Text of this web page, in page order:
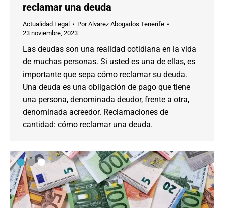
reclamar una deuda
Actualidad Legal PorAlvarez Abogados Tenerife
23 noviembre, 2023
Las deudas son una realidad cotidiana en la vida
de muchas personas. Si usted es una de ellas, es
importante que sepa cómo reclamar su deuda.
Una deuda es una obligación de pago que tiene
una persona, denominada deudor, frente a otra,
denominada acreedor. Reclamaciones de
cantidad: cómo reclamar una deuda.